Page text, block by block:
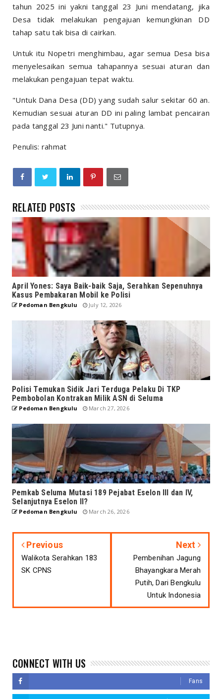
tahun 2025 ini yakni tanggal 23 Juni mendatang, jika
Desa tidak melakukan pengajuan kemungkinan DD
tahap satu tak bisa di cairkan.
Untuk itu Nopetri menghimbau, agar semua Desa bisa
menyelesaikan semua tahapannya sesuai aturan dan
melakukan pengajuan tepat waktu.
"Untuk Dana Desa (DD) yang sudah salur sekitar 60 an.
Kemudian sesuai aturan DD ini paling lambat pencairan
pada tanggal 23 Juni nanti." Tutupnya.
Penulis: rahmat
RELATED POSTS
April Yones: Saya Baik-baik Saja, Serahkan Sepenuhnya
Kasus Pembakaran Mobil ke Polisi
Pedoman Bengkulu July 12, 2026
Polisi Temukan Sidik Jari Terduga Pelaku Di TKP
Pembobolan Kontrakan Milik ASN di Seluma
Pedoman Bengkulu March 27, 2026
Pemkab Seluma Mutasi 189 Pejabat Eselon III dan IV,
Selanjutnya Eselon II?
Pedoman Bengkulu March 26, 2026
Previous
Walikota Serahkan 183
SK CPNS
Next
Pembenihan Jagung
Bhayangkara Merah
Putih, Dari Bengkulu
Untuk Indonesia
CONNECT WITH US
Fans